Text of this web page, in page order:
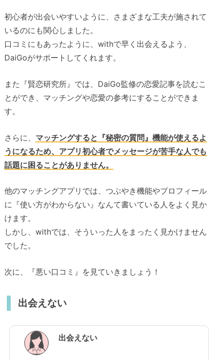
初心者が出会いやすいように、さまざまな工夫が施されて
いるのにも関心しました。
口コミにもあったように、withで早く出会えるよう、
DaiGoがサポートしてくれます。
また『賢恋研究所』では、DaiGo監修の恋愛記事を読むこ
とができ、マッチングや恋愛の参考にすることができま
す。
さらに、 マッチングすると『秘密の質問』機能が使えるよ
うになるため、アプリ初心者でメッセージが苦手な人でも
話題に困ることがありません。
他のマッチングアプリでは、つぶやき機能やプロフィール
に『使い方がわからない』なんて書いている人をよく見か
けます。
しかし、withでは、そういった人をまったく見かけません
でした。
次に、『悪い口コミ』を見ていきましょう！
出会えない
出会えない